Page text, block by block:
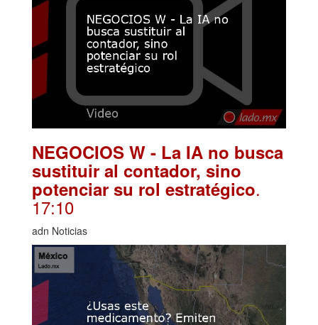
NEGOCIOS W - La IA no busca
sustituir al contador, sino
potenciar su rol estratégico.
17:10
adn Noticias